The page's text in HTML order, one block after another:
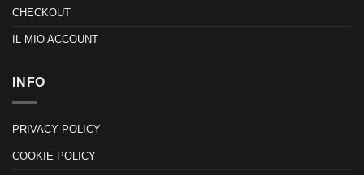
CHECKOUT
IL MIO ACCOUNT
INFO
PRIVACY POLICY
COOKIE POLICY